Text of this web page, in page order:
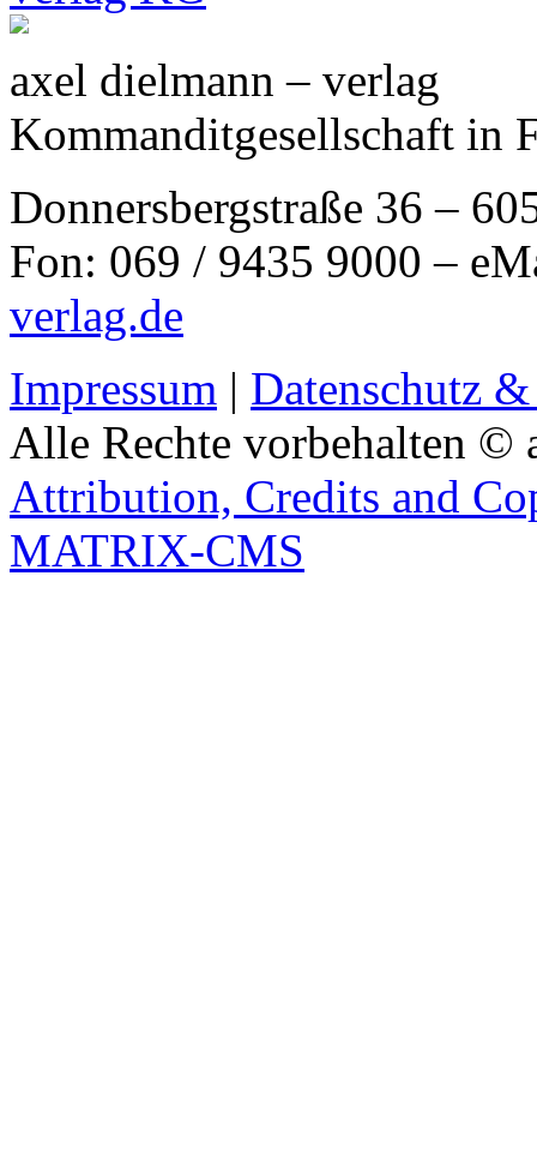
axel dielmann – verlag
Kommanditgesellschaft in
Donnersbergstraße 36 –
Fon: 069 / 9435 9000 –
verlag.de
Impressum | Datenschutz
Alle Rechte vorbehalten ©
Attribution, Credits and
MATRIX-CMS